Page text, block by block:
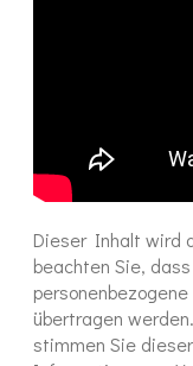
Dieser Inhalt wird
beachten Sie,
übertragen
stimmen Sie